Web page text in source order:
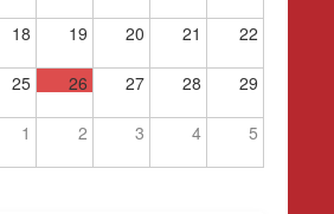
18 19 20 21 22
25 26 27 28 29
1 2 3 4 5